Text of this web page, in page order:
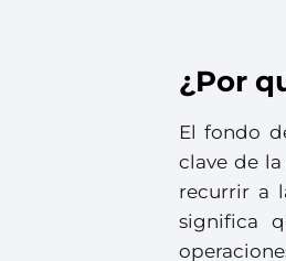
¿Por
El fondo
clave de
recurrir a
significa